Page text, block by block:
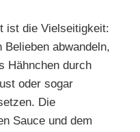
ist die Vielseitigkeit:
abwandeln,
Hähnchen durch
oder sogar
Die
Sauce und dem